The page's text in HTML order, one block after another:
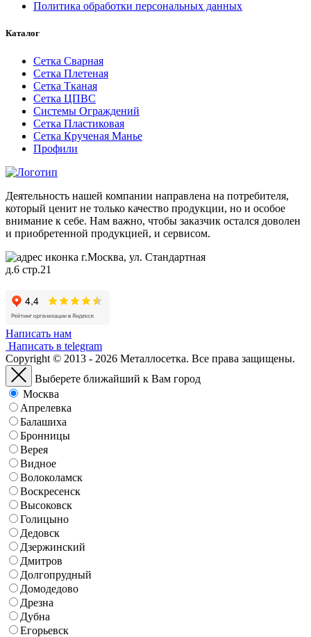
Политика обработки персональных данных
Каталог
Сетка Сварная
Сетка Плетеная
Сетка Тканая
Сетка ЦПВС
Системы Ограждений
Сетка Пластиковая
Сетка Крученая Манье
Профили
Деятельность нашей компании направлена на потребителя,
который ценит не только качество продукции, но и особое
внимание к себе. Нам важно, чтобы заказчик остался доволен
и приобретенной продукцией, и сервисом.
г.Москва, ул. Стандартная
д.6 стр.21
Написать нам
Написать в telegram
Copyright © 2013 - 2026 Металлосетка. Все права защищены.
Выберете ближайший к Вам город
Москва
Апрелевка
Балашиха
Бронницы
Верея
Видное
Волоколамск
Воскресенск
Высоковск
Голицыно
Дедовск
Дзержинский
Дмитров
Долгопрудный
Домодедово
Дрезна
Дубна
Егорьевск